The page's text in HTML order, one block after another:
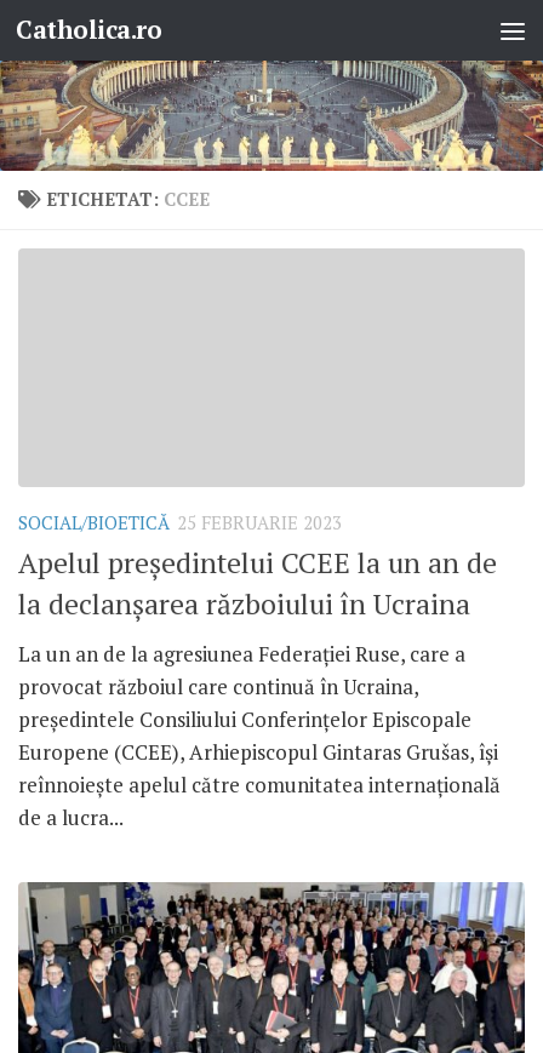
Skip to content
Catholica.ro
ETICHETAT: CCEE
SOCIAL/BIOETICĂ 25 FEBRUARIE 2023
Apelul președintelui CCEE la un an de
la declanșarea războiului în Ucraina
La un an de la agresiunea Federației Ruse, care a
provocat războiul care continuă în Ucraina,
președintele Consiliului Conferințelor Episcopale
Europene (CCEE), Arhiepiscopul Gintaras Grušas, își
reînnoiește apelul către comunitatea internațională
de a lucra...